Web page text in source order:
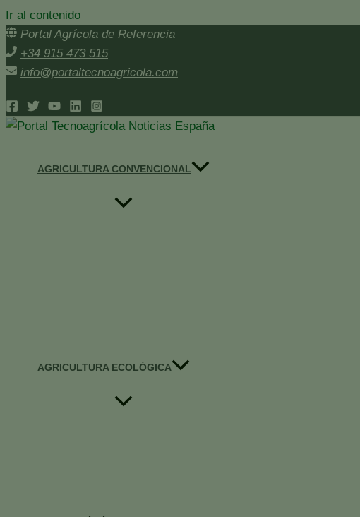
Ir al contenido
Portal Agrícola de Referencia
+34 915 473 515
info@portaltecnoagricola.com
AGRICULTURA CONVENCIONAL
AGRICULTURA ECOLÓGICA